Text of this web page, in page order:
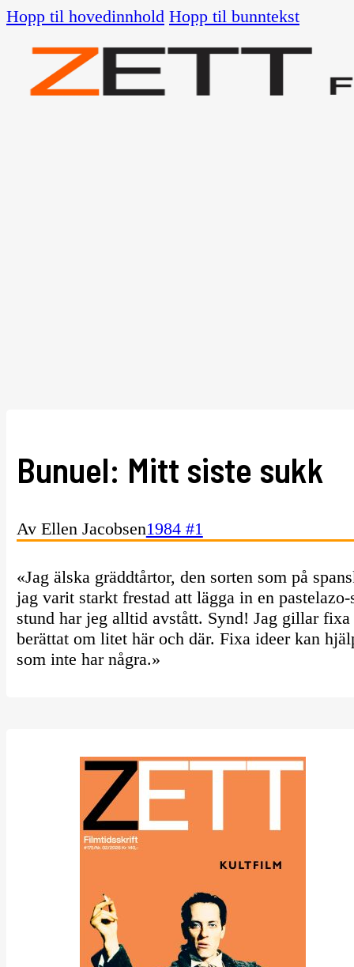
Hopp til hovedinnhold Hopp til bunntekst
Bunuel: Mitt siste sukk
Av Ellen Jacobsen1984 #1
«Jag älska gräddtårtor, den sorten som på
jag varit starkt frestad att lägga in en
stund har jeg alltid avstått. Synd! Jag gillar
berättat om litet här och där. Fixa ideer kan
som inte har några.»